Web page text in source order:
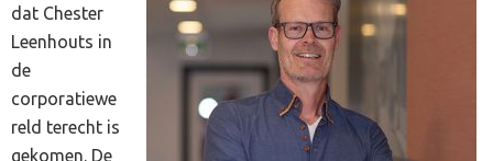
dat Chester
Leenhouts in
de
corporatiewe
reld terecht is
gekomen. De